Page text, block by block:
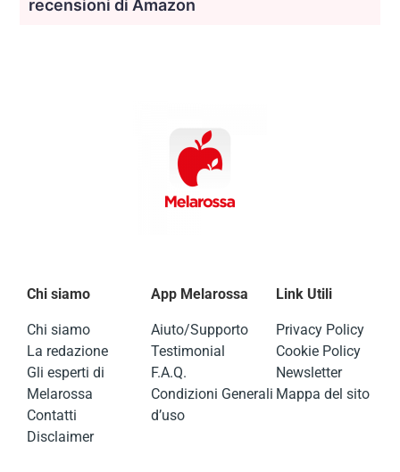
recensioni di Amazon
Chi siamo
Chi siamo
La redazione
Gli esperti di
Melarossa
Contatti
Disclaimer
App Melarossa
Aiuto/Supporto
Testimonial
F.A.Q.
Condizioni Generali
d’uso
Link Utili
Privacy Policy
Cookie Policy
Newsletter
Mappa del sito